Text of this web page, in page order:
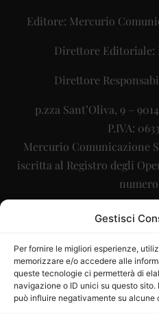
Gestisci
Per fornire le migliori esperienze,
memorizzare e/o accedere alle
queste tecnologie ci permetterà di
navigazione o ID unici su questo
può influire negativamente su
Editore: Mercurio
Direttore Editoriale:
Direttore
p.zza Sant’Oliva, 9 –
P.IVA:
Mercurio Comunicazione
iscritta al Registro degli
numero
Sito gestito da La